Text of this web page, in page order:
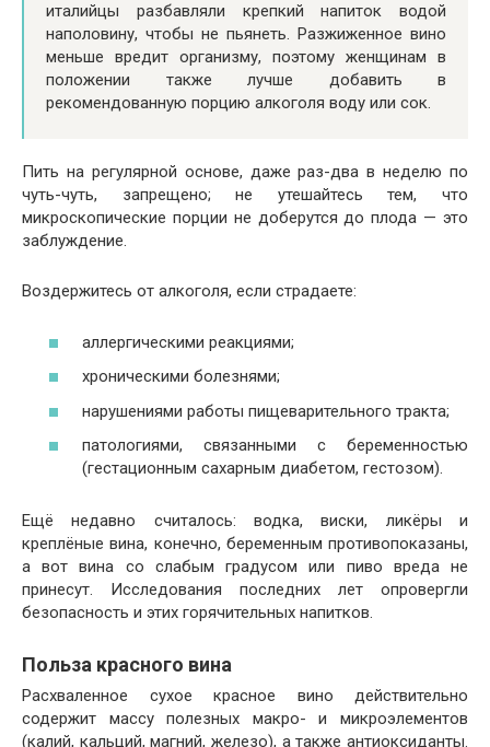
италийцы разбавляли крепкий напиток водой
наполовину, чтобы не пьянеть. Разжиженное вино
меньше вредит организму, поэтому женщинам в
положении также лучше добавить в
рекомендованную порцию алкоголя воду или сок.
Пить на регулярной основе, даже раз-два в неделю по
чуть-чуть, запрещено; не утешайтесь тем, что
микроскопические порции не доберутся до плода — это
заблуждение.
Воздержитесь от алкоголя, если страдаете:
аллергическими реакциями;
хроническими болезнями;
нарушениями работы пищеварительного тракта;
патологиями, связанными с беременностью
(гестационным сахарным диабетом, гестозом).
Ещё недавно считалось: водка, виски, ликёры и
креплёные вина, конечно, беременным противопоказаны,
а вот вина со слабым градусом или пиво вреда не
принесут. Исследования последних лет опровергли
безопасность и этих горячительных напитков.
Польза красного вина
Расхваленное сухое красное вино действительно
содержит массу полезных макро- и микроэлементов
(калий, кальций, магний, железо), а также антиоксиданты.